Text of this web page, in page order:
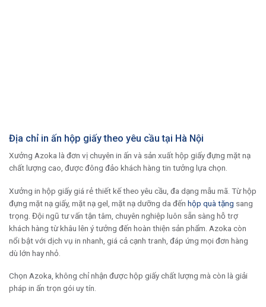
Địa chỉ in ấn hộp giấy theo yêu cầu tại Hà Nội
Xưởng Azoka là đơn vị chuyên in ấn và sản xuất hộp giấy đựng mặt nạ
chất lượng cao, được đông đảo khách hàng tin tưởng lựa chọn.
Xưởng in hộp giấy giá rẻ thiết kế theo yêu cầu, đa dạng mẫu mã. Từ hộp
đựng mặt nạ giấy, mặt nạ gel, mặt nạ dưỡng da đến hộp quà tặng sang
trọng. Đội ngũ tư vấn tận tâm, chuyên nghiệp luôn sẵn sàng hỗ trợ
khách hàng từ khâu lên ý tưởng đến hoàn thiện sản phẩm. Azoka còn
nổi bật với dịch vụ in nhanh, giá cả cạnh tranh, đáp ứng mọi đơn hàng
dù lớn hay nhỏ.
Chọn Azoka, không chỉ nhận được hộp giấy chất lượng mà còn là giải
pháp in ấn trọn gói uy tín.